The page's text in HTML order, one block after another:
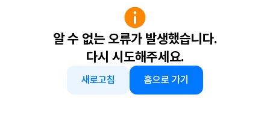
알 수 없는 오류가 발생했습니다.
다시 시도해주세요.
새로고침 홈으로 가기